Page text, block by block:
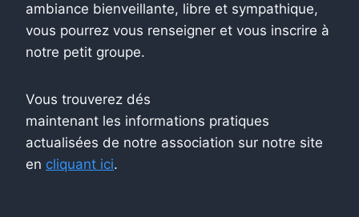
ambiance bienveillante, libre et sympathique,
vous pourrez vous renseigner et vous inscrire à
notre petit groupe.
Vous trouverez dés
maintenant les informations pratiques
actualisées de notre association sur notre site
en cliquant ici.